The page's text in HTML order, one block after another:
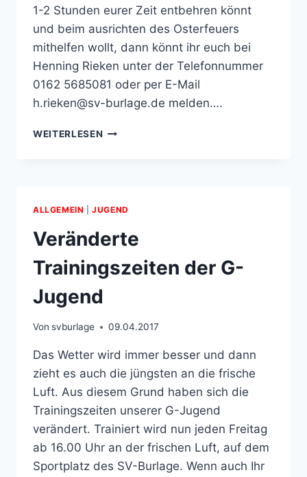
1-2 Stunden eurer Zeit entbehren könnt
und beim ausrichten des Osterfeuers
mithelfen wollt, dann könnt ihr euch bei
Henning Rieken unter der Telefonnummer
0162 5685081 oder per E-Mail
h.rieken@sv-burlage.de melden….
WEITERLESEN FLEISSIGE H
ALLGEMEIN |JUGEND
Veränderte
Trainingszeiten der G-
Jugend
Von svburlage 09.04.2017
Das Wetter wird immer besser und dann
zieht es auch die jüngsten an die frische
Luft. Aus diesem Grund haben sich die
Trainingszeiten unserer G-Jugend
verändert. Trainiert wird nun jeden Freitag
ab 16.00 Uhr an der frischen Luft, auf dem
Sportplatz des SV-Burlage. Wenn auch Ihr